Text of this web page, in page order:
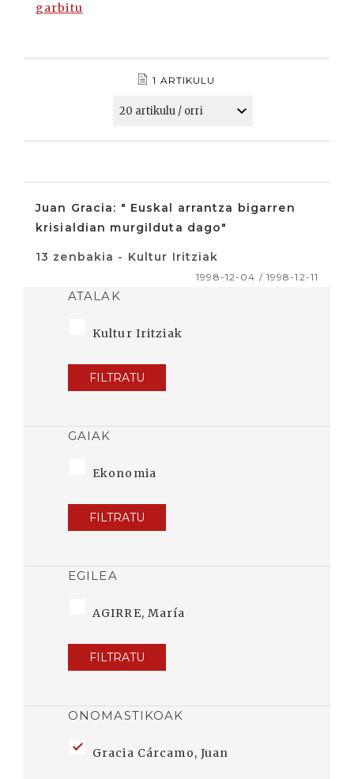
garbitu
1 ARTIKULU
Juan Gracia: " Euskal arrantza bigarren
krisialdian murgilduta dago"
13 zenbakia - Kultur Iritziak
1998-12-04 / 1998-12-11
ATALAK
Kultur Iritziak
FILTRATU
GAIAK
Ekonomia
FILTRATU
EGILEA
AGIRRE, María
FILTRATU
ONOMASTIKOAK
Gracia Cárcamo, Juan